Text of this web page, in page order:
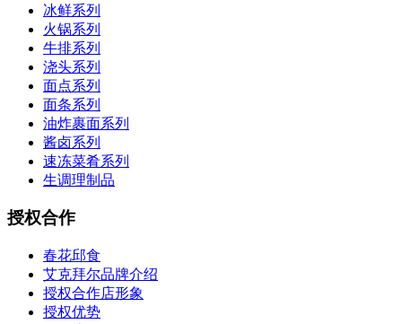
冰鲜系列
火锅系列
牛排系列
浇头系列
面点系列
面条系列
油炸裹面系列
酱卤系列
速冻菜肴系列
生调理制品
授权合作
春花邱食
艾克拜尔品牌介绍
授权合作店形象
授权优势